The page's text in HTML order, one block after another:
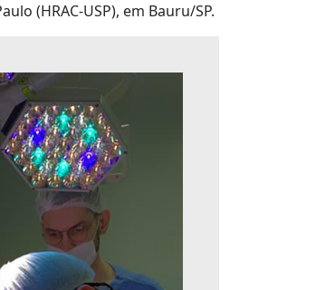
(HRAC-USP), em Bauru/SP.